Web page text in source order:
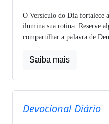
O Versículo do Dia fortalece
ilumina sua rotina. Reserve
compartilhar a palavra de
Saiba mais
Devocional Diário